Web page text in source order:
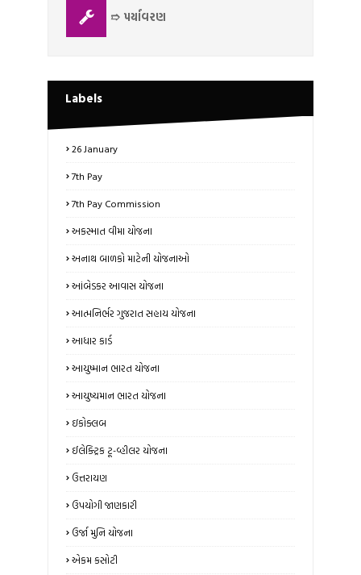
➱ પર્યાવરણ
Labels
26 January
7th Pay
7th Pay Commission
અકસ્માત વીમા યોજના
અનાથ બાળકો માટેની યોજનાઓ
આંબેડકર આવાસ યોજના
આત્મનિર્ભર ગુજરાત સહાય યોજના
આધાર કાર્ડ
આયુષ્માન ભારત યોજના
આયુષ્યમાન ભારત યોજના
ઇકોક્લબ
ઈલેક્ટ્રિક ટૂ-વ્હીલર યોજના
ઉત્તરાયણ
ઉપયોગી જાણકારી
ઉર્જા મુનિ યોજના
એકમ કસોટી